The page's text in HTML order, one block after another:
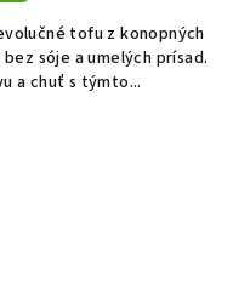
tofu z konopných
sóje a umelých prísad.
a chuť s týmto...